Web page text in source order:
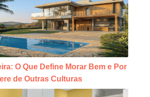
O Que Define Morar Bem e Por
de Outras Culturas